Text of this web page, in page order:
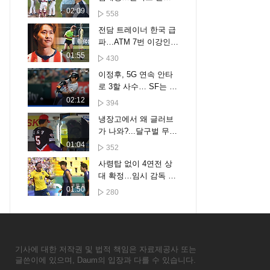
02:09
내리며 무슨 말을 했기
558
01:55
전담 트레이너 한국 급
파…ATM 7번 이강인
'특급 관리'
430
02:12
이정후, 5G 연속 안타
로 3할 사수… SF는 텍
사스에 무득점 완패 [스
394
01:04
냉장고에서 왜 글러브
가 나와?...달구벌 무더
위 쫓는 KIA 김도영의
352
01:50
사령탑 없이 4연전 상
대 확정…임시 감독 시
험대
280
기사에 대한 저작권 및 법적 책임은 자료제공사 또는
글쓴이에 있으며, Daum의 입장과 다를 수 있습니다.